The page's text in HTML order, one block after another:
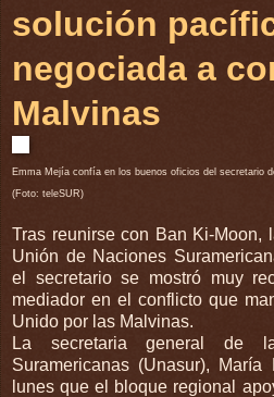
solución
negociada a
Malvinas
Emma Mejía confía en los buenos oficios del secretario
(Foto: teleSUR)
Tras reunirse con Ban Ki-Moon,
Unión de Naciones
el secretario se mostró muy
mediador en el conflicto que
Unido por las Malvinas.
La secretaria general de
Suramericanas (Unasur),
lunes que el bloque regional